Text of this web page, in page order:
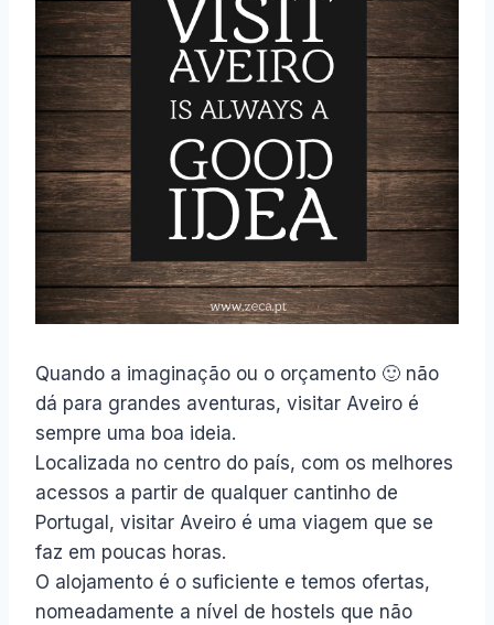
Quando a imaginação ou o orçamento 🙂 não
dá para grandes aventuras, visitar Aveiro é
sempre uma boa ideia.
Localizada no centro do país, com os melhores
acessos a partir de qualquer cantinho de
Portugal, visitar Aveiro é uma viagem que se
faz em poucas horas.
O alojamento é o suficiente e temos ofertas,
nomeadamente a nível de hostels que não